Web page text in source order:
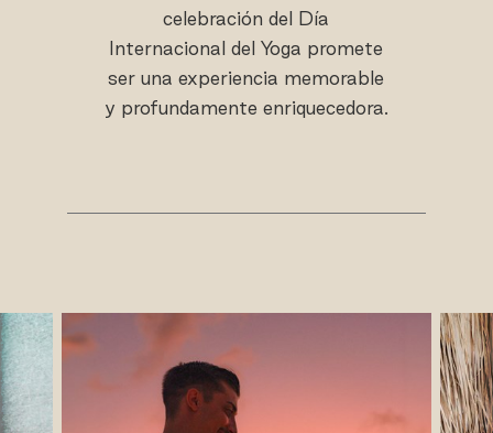
celebración del Día
Internacional del Yoga promete
ser una experiencia memorable
y profundamente enriquecedora.